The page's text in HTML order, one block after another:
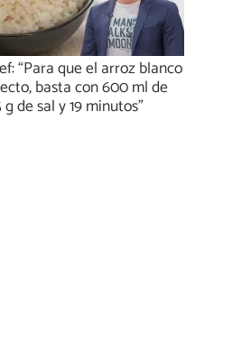
“Para que el arroz blanco
basta con 600 ml de
de sal y 19 minutos”